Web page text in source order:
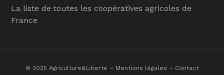
La liste de toutes les coopératives agricoles de
France
© 2025 Agriculture&Liberte – Mentions légales – Contact